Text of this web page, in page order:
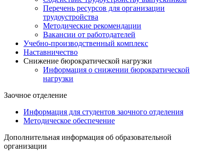
Перечень ресурсов для организации
трудоустройства
Методические рекомендации
Вакансии от работодателей
Учебно-производственный комплекс
Наставничество
Снижение бюрократической нагрузки
Информация о снижении бюрократической
нагрузки
Заочное отделение
Информация для студентов заочного отделения
Методическое обеспечение
Дополнительная информация об образовательной
организации